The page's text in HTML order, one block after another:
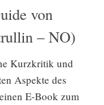
von
– NO)
Kurzkritik und
Aspekte des
E-Book zum